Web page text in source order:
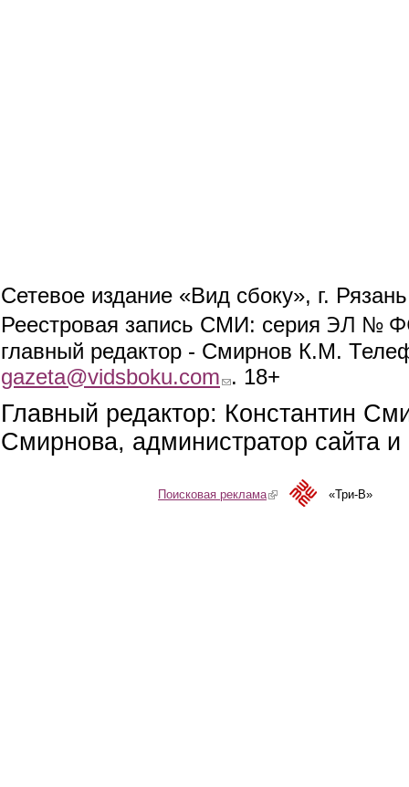
Сетевое издание «Вид сбоку», г.
Реестровая запись СМИ: серия ЭЛ №
главный редактор - Смирнов К.М.
gazeta@vidsboku.com (link sends e-mail)
. 18+
Главный редактор: Константин
Смирнова, администратор сайта
Поисковая реклама(link is external)«Три-В»